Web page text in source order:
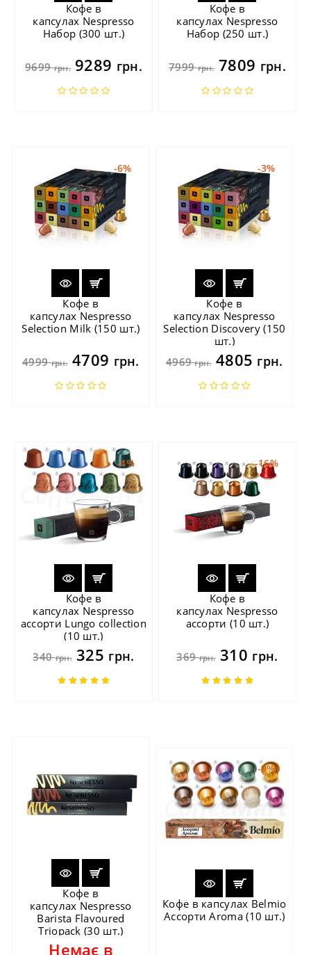
Кофе в
капсулах Nespresso
Набор (300 шт.)
9699грн.9289 грн.
Кофе в
капсулах Nespresso
Набор (250 шт.)
7999грн.7809 грн.
-6%
Кофе в
капсулах Nespresso
Selection Milk (150 шт.)
4999грн.4709 грн.
-3%
Кофе в
капсулах Nespresso
Selection Discovery (150
шт.)
4969грн.4805 грн.
-4%
Кофе в
капсулах Nespresso
ассорти Lungo collection
(10 шт.)
340грн.325 грн.
-16%
Кофе в
капсулах Nespresso
ассорти (10 шт.)
369грн.310 грн.
Кофе в
капсулах Nespresso
Barista Flavoured
Triopack (30 шт.)
Немає в
-9%
Кофе в капсулах Belmio
Ассорти Aroma (10 шт.)